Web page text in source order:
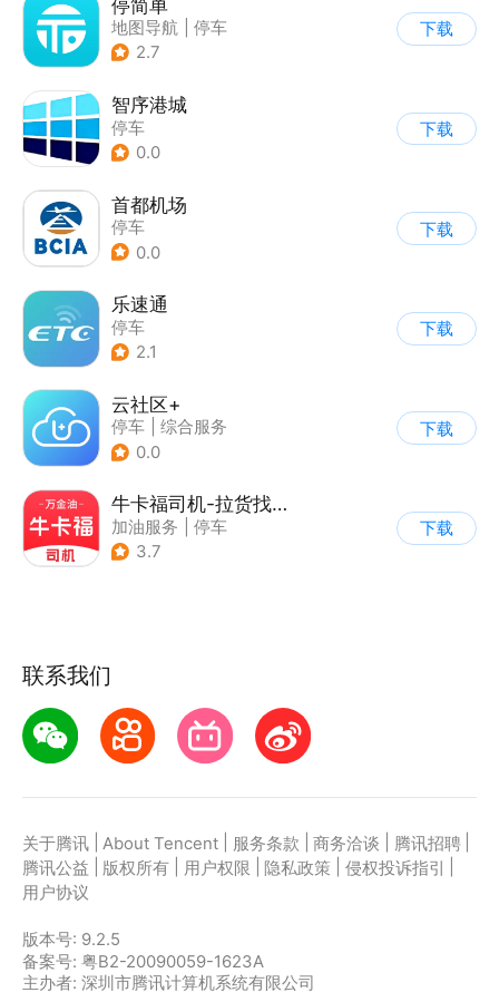
地图导航
停车
2.7
下载
智序港城
停车
0.0
下载
首都机场
停车
0.0
下载
乐速通
停车
2.1
下载
云社区+
停车
综合服务
0.0
下载
牛卡福司机-拉货找货货源货车物流司机运输
加油服务
停车
3.7
下载
联系我们
关于腾讯 About Tencent 服务条款 商务洽谈 腾讯招聘
腾讯公益
版权所有 用户权限 隐私政策 侵权投诉指引
用户协议
版本号: 9.2.5
备案号: 粤B2-20090059-1623A
主办者: 深圳市腾讯计算机系统有限公司